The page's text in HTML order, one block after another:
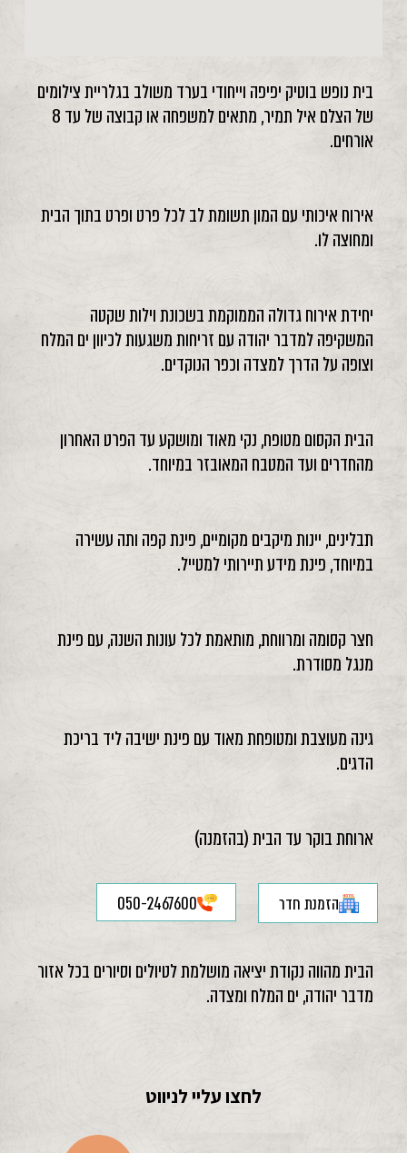
בית נופש בוטיק יפיפה וייחודי בערד משולב בגלריית צילומים
של הצלם איל תמיר, מתאים למשפחה או קבוצה של עד 8
אורחים.
אירוח איכותי עם המון תשומת לב לכל פרט ופרט בתוך הבית
ומחוצה לו.
יחידת אירוח גדולה הממוקמת בשכונת וילות שקטה
המשקיפה למדבר יהודה עם זריחות משגעות לכיוון ים המלח
וצופה על הדרך למצדה וכפר הנוקדים.
הבית הקסום מטופח, נקי מאוד ומושקע עד הפרט האחרון
מהחדרים ועד המטבח המאובזר במיוחד.
תבלינים, יינות מיקבים מקומיים, פינת קפה ותה עשירה
במיוחד, פינת מידע תיירותי למטייל.
חצר קסומה ומרווחת, מותאמת לכל עונות השנה, עם פינת
מנגל מסודרת.
גינה מעוצבת ומטופחת מאוד עם פינת ישיבה ליד בריכת
הדגים.
ארוחת בוקר עד הבית (בהזמנה)
הזמנת חדר 050-2467600
הבית מהווה נקודת יציאה מושלמת לטיולים וסיורים בכל אזור
מדבר יהודה, ים המלח ומצדה.
לחצו עליי לניווט